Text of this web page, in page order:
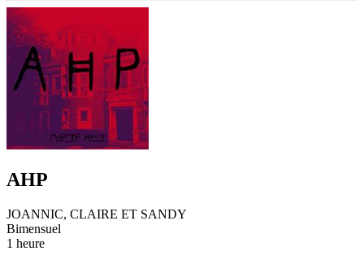
AHP
JOANNIC, CLAIRE ET SANDY
Bimensuel
1 heure